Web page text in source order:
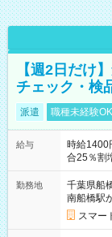
【週2日だけ
チェック・検
派遣 職種未経験OK
給与
時給
合25％割
勤務地
千葉県船
南船橋駅
スマー